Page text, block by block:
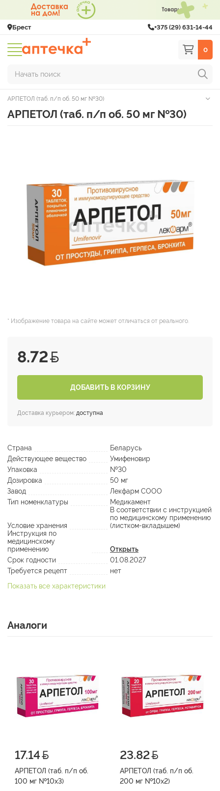
Брест +375 (29) 631-14-44
0
Начать поиск
АРПЕТОЛ (таб. п/п об. 50 мг №30)
АРПЕТОЛ (таб. п/п об. 50 мг №30)
* Изображение товара на сайте может отличаться от реального.
8.72
ДОБАВИТЬ В КОРЗИНУ
Доставка курьером: доступна
Страна
Беларусь
Действующее вещество
Умифеновир
Упаковка
№30
Дозировка
50 мг
Завод
Лекфарм СООО
Тип номенклатуры
Медикамент
Условие хранения
В соответствии с инструкцией
по медицинскому применению
(листком-вкладышем)
Инструкция по
медицинскому
применению
Открыть
Срок годности
01.08.2027
Требуется рецепт
нет
Показать все характеристики
Аналоги
17.14
АРПЕТОЛ (таб. п/п об.
100 мг №10х3)
23.82
АРПЕТОЛ (таб. п/п об.
200 мг №10х2)